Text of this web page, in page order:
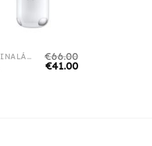
PRECIO DE AURICULARES INALÁMBRICOS €66.00
€41.00